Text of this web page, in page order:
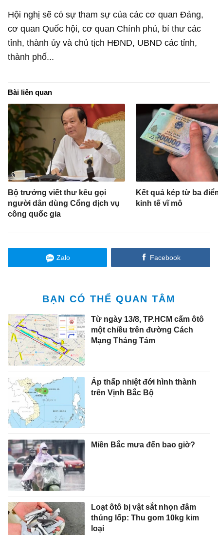
Hội nghị sẽ có sự tham sự của các cơ quan Đảng,
cơ quan Quốc hội, cơ quan Chính phủ, bí thư các
tỉnh, thành ủy và chủ tịch HĐND, UBND các tỉnh,
thành phố...
Bài liên quan
Bộ trưởng viết thư kêu gọi
người dân dùng Cổng dịch vụ
công quốc gia
Kết quả kép từ ba
kinh tế vĩ mô
Zalo Facebook
BẠN CÓ THỂ QUAN TÂM
Từ ngày 13/8, TP.HCM cấm ôtô
một chiều trên đường Cách
Mạng Tháng Tám
Áp thấp nhiệt đới hình thành
trên Vịnh Bắc Bộ
Miền Bắc mưa đến bao giờ?
Loạt ôtô bị vật sắt nhọn đâm
thủng lốp: Thu gom 10kg kim
loại